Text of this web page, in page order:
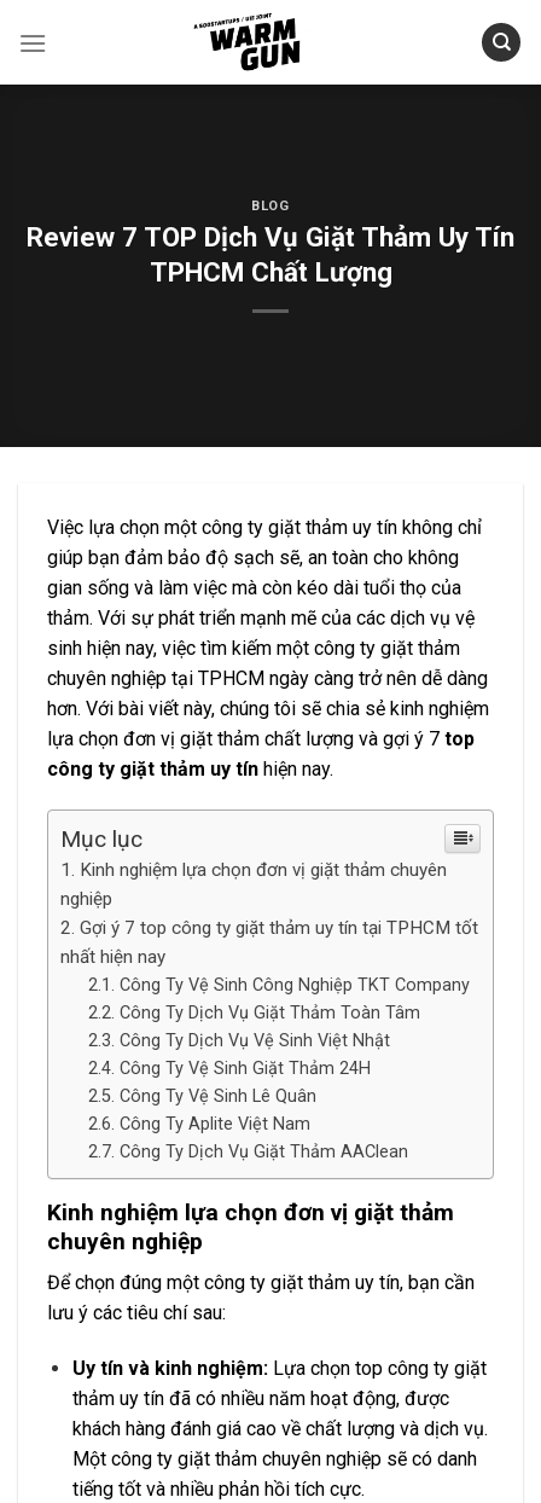
BLOG
Review 7 TOP Dịch Vụ Giặt Thảm Uy Tín
TPHCM Chất Lượng
Việc lựa chọn một công ty giặt thảm uy tín không chỉ
giúp bạn đảm bảo độ sạch sẽ, an toàn cho không
gian sống và làm việc mà còn kéo dài tuổi thọ của
thảm. Với sự phát triển mạnh mẽ của các dịch vụ vệ
sinh hiện nay, việc tìm kiếm một công ty giặt thảm
chuyên nghiệp tại TPHCM ngày càng trở nên dễ dàng
hơn. Với bài viết này, chúng tôi sẽ chia sẻ kinh nghiệm
lựa chọn đơn vị giặt thảm chất lượng và gợi ý 7 top
công ty giặt thảm uy tín hiện nay.
Mục lục
Kinh nghiệm lựa chọn đơn vị giặt thảm chuyên
nghiệp
Gợi ý 7 top công ty giặt thảm uy tín tại TPHCM tốt
nhất hiện nay
Công Ty Vệ Sinh Công Nghiệp TKT Company
Công Ty Dịch Vụ Giặt Thảm Toàn Tâm
Công Ty Dịch Vụ Vệ Sinh Việt Nhật
Công Ty Vệ Sinh Giặt Thảm 24H
Công Ty Vệ Sinh Lê Quân
Công Ty Aplite Việt Nam
Công Ty Dịch Vụ Giặt Thảm AAClean
Kinh nghiệm lựa chọn đơn vị giặt thảm
chuyên nghiệp
Để chọn đúng một công ty giặt thảm uy tín, bạn cần
lưu ý các tiêu chí sau:
Uy tín và kinh nghiệm:Lựa chọn top công ty giặt
thảm uy tín đã có nhiều năm hoạt động, được
khách hàng đánh giá cao về chất lượng và dịch vụ.
Một công ty giặt thảm chuyên nghiệp sẽ có danh
tiếng tốt và nhiều phản hồi tích cực.